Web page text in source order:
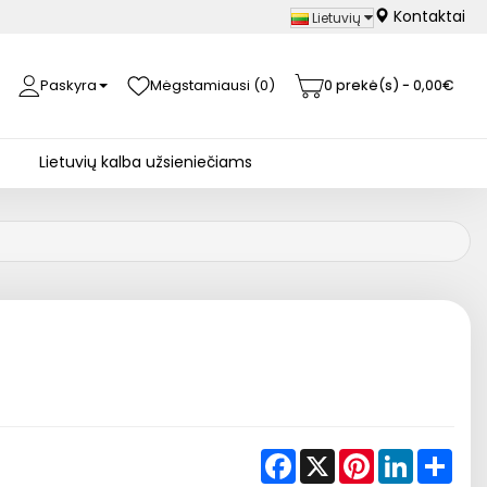
Lietuvių Kontaktai
Paskyra Mėgstamiausi (0) 0 prekė(s) - 0,00€
Lietuvių kalba užsieniečiams
Facebook
X PinterestLinkedIn